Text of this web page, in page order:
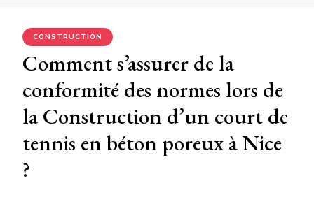
CONSTRUCTION
Comment s’assurer de la
conformité des normes lors de
la Construction d’un court de
tennis en béton poreux à Nice
?